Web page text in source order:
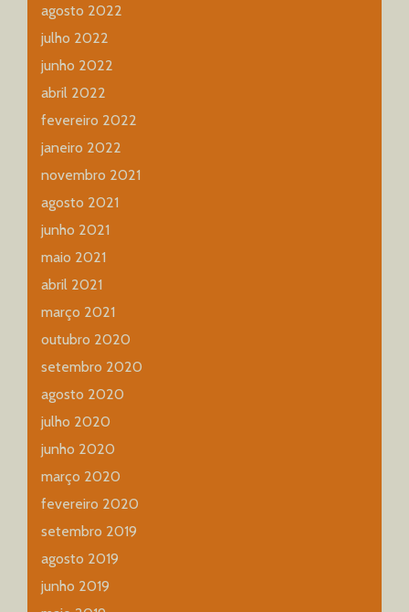
agosto 2022
julho 2022
junho 2022
abril 2022
fevereiro 2022
janeiro 2022
novembro 2021
agosto 2021
junho 2021
maio 2021
abril 2021
março 2021
outubro 2020
setembro 2020
agosto 2020
julho 2020
junho 2020
março 2020
fevereiro 2020
setembro 2019
agosto 2019
junho 2019